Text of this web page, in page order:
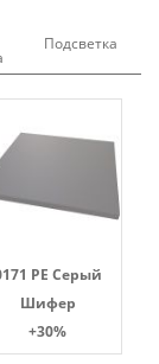
Подсветка
PE Серый
Шифер
+30%